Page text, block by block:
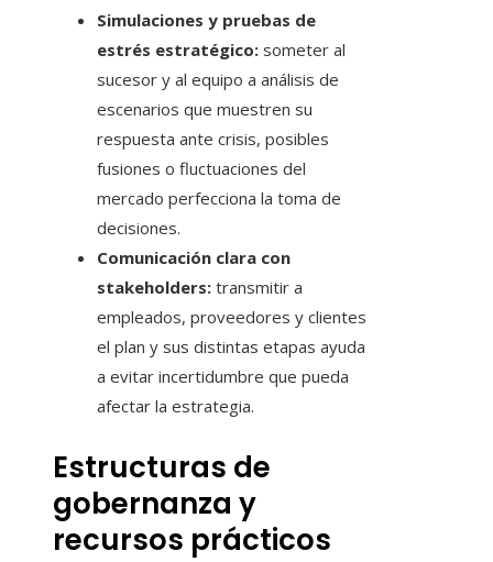
Simulaciones y pruebas de
estrés estratégico: someter al
sucesor y al equipo a análisis de
escenarios que muestren su
respuesta ante crisis, posibles
fusiones o fluctuaciones del
mercado perfecciona la toma de
decisiones.
Comunicación clara con
stakeholders: transmitir a
empleados, proveedores y clientes
el plan y sus distintas etapas ayuda
a evitar incertidumbre que pueda
afectar la estrategia.
Estructuras de
gobernanza y
recursos prácticos